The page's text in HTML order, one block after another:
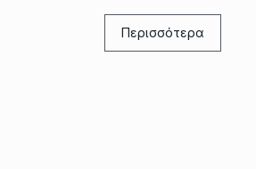
Περισσότερα